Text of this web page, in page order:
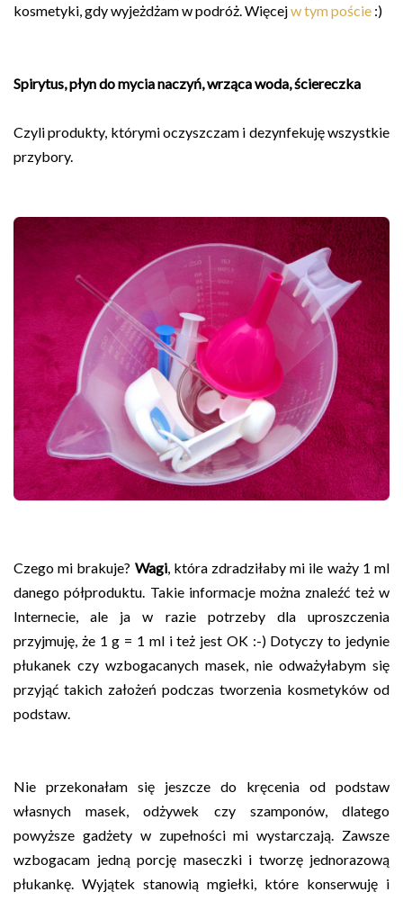
kosmetyki, gdy wyjeżdżam w podróż. Więcejw tym poście :)
Spirytus, płyn do mycia naczyń, wrząca woda, ściereczka
Czyli produkty, którymi oczyszczam i dezynfekuję wszystkie
przybory.
Czego mi brakuje? Wagi, która zdradziłaby mi ile waży 1 ml
danego półproduktu. Takie informacje można znaleźć też w
Internecie, ale ja w razie potrzeby dla uproszczenia
przyjmuję, że 1 g = 1 ml i też jest OK :-) Dotyczy to jedynie
płukanek czy wzbogacanych masek, nie odważyłabym się
przyjąć takich założeń podczas tworzenia kosmetyków od
podstaw.
Nie przekonałam się jeszcze do kręcenia od podstaw
własnych masek, odżywek czy szamponów, dlatego
powyższe gadżety w zupełności mi wystarczają. Zawsze
wzbogacam jedną porcję maseczki i tworzę jednorazową
płukankę. Wyjątek stanowią mgiełki, które konserwuję i